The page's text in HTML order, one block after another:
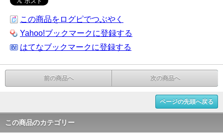
この商品をログピでつぶやく
Yahoo!ブックマークに登録する
はてなブックマークに登録する
前の商品へ 次の商品へ
ページの先頭へ戻る
この商品のカテゴリー